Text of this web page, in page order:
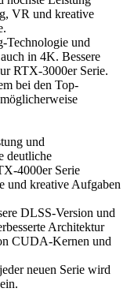
VR und kreative
Technologie und
in 4K. Bessere
RTX-3000er Serie.
bei den Top-
und
deutliche
4000er Serie
und kreative Aufgaben
DLSS-Version und
Architektur
CUDA-Kernen und
neuen Serie wird